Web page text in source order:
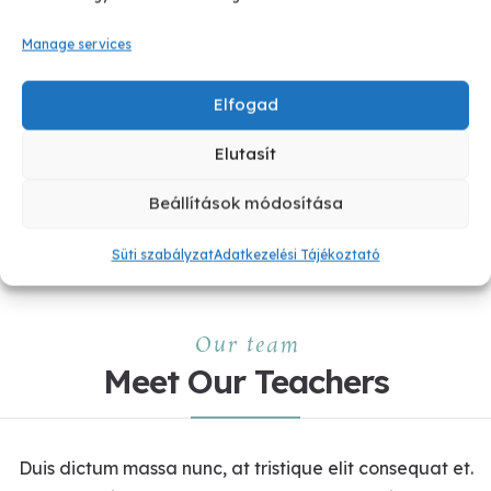
Manage services
Elfogad
Elutasít
Beállítások módosítása
Süti szabályzatAdatkezelési Tájékoztató
[contact-form-7 id="20711"]
Our team
Meet Our Teachers
Duis dictum massa nunc, at tristique elit consequat et.